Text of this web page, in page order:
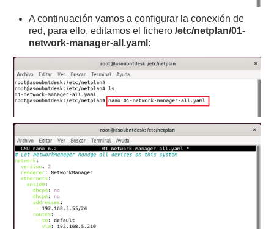
A continuación vamos a configurar la conexión de
red, para ello, editamos el fichero/etc/netplan/01-
network-manager-all.yaml :